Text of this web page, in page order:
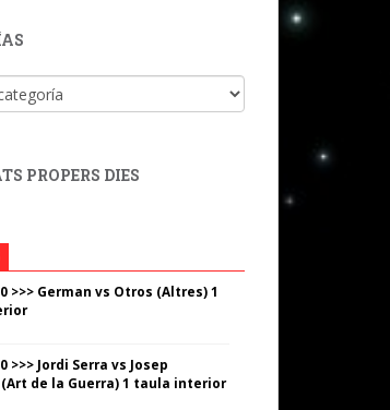
PROPERS DIES
>>> German vs Otros (Altres) 1
>>> Jordi Serra vs Josep
de la Guerra) 1 taula interior